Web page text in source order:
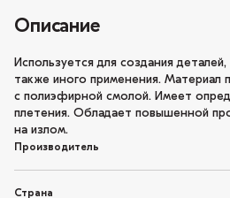
Описание
Используется для создания
также иного применения. Материал
с полиэфирной смолой. Имеет
плетения. Обладает повышенной
на излом.
Производитель
Страна